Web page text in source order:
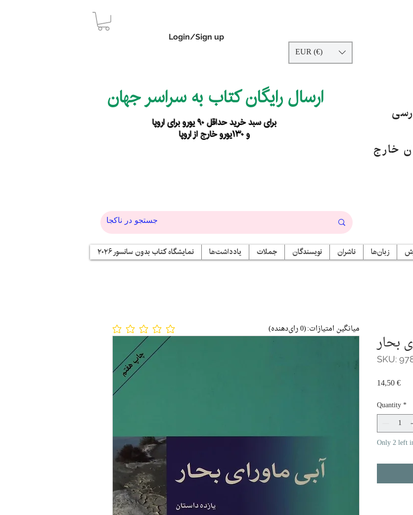
Login/Sign up
EUR (€)
ارسال رایگان کتاب به سراسر جهان
برای سبد خرید حداقل ۹۰ یورو برای اروپا
و ۱۳۰یورو خارج از اروپا
خارج
زبان‌ها ناشران نویسندگان جملات یادداشت‌ها نمایشگاه کتاب بدون سانسور ۲۰۲۶
بحار
SKU:
14,50 €Price
Quantity*
Only 2 left
No ratings yet میانگین امتیازات:(0 رای‌دهنده)